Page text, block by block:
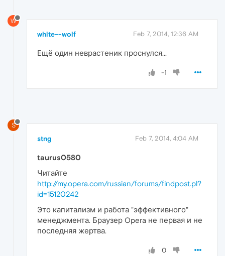
W
white--wolf Feb 7, 2014, 12:36 AM
Ещё один неврастеник проснулся...
-1
S
stng Feb 7, 2014, 4:04 AM
taurus0580
Читайте
http://my.opera.com/russian/forums/findpost.pl?
id=15120242
Это капитализм и работа "эффективного"
менеджмента. Браузер Opera не первая и не
последняя жертва.
0